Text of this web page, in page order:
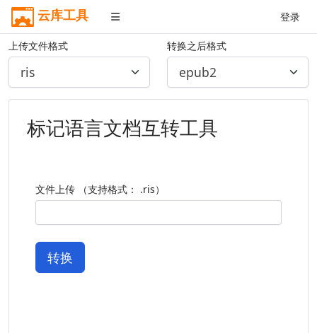
云库工具 登录
上传文件格式 转换之后格式
标记语言文档互转工具
文件上传 （支持格式： .ris）
转换